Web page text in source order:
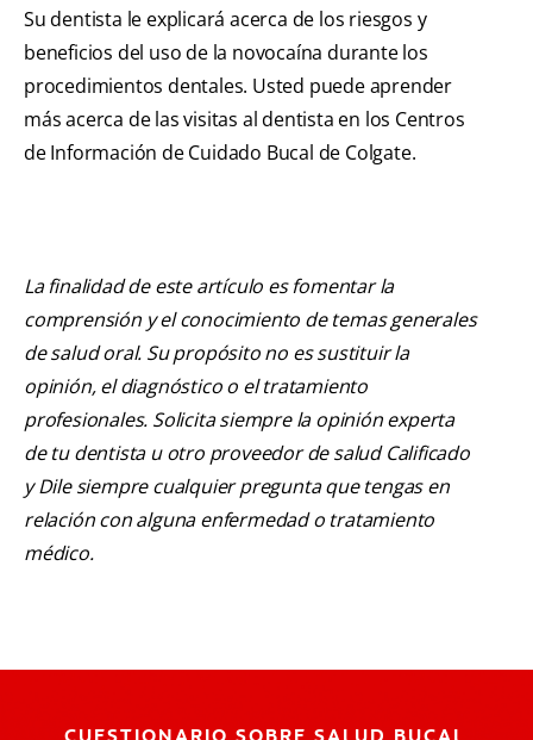
Su dentista le explicará acerca de los riesgos y
beneficios del uso de la novocaína durante los
procedimientos dentales. Usted puede aprender
más acerca de las visitas al dentista en los Centros
de Información de Cuidado Bucal de Colgate.
La finalidad de este artículo es fomentar la
comprensión y el conocimiento de temas generales
de salud oral. Su propósito no es sustituir la
opinión, el diagnóstico o el tratamiento
profesionales. Solicita siempre la opinión experta
de tu dentista u otro proveedor de salud Calificado
y Dile siempre cualquier pregunta que tengas en
relación con alguna enfermedad o tratamiento
médico.